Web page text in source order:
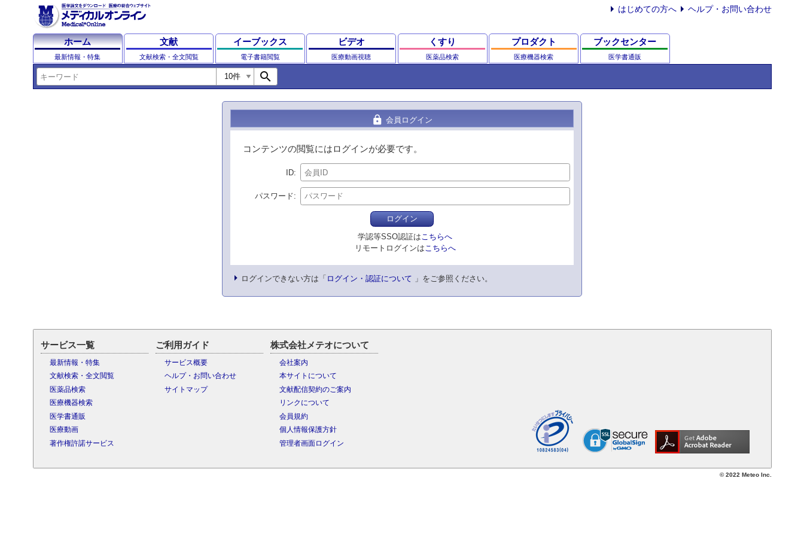
はじめての方へ ヘルプ・お問い合わせ
ホーム
最新情報・特集
文献
文献検索・全文閲覧
イーブックス
電子書籍閲覧
ビデオ
医療動画視聴
くすり
医薬品検索
プロダクト
医療機器検索
ブックセンター
医学書通販
search
lock 会員ログイン
コンテンツの閲覧にはログインが必要です。
ID
パスワード
ログイン
学認等SSO認証は こちらへ
リモートログインは こちらへ
ログインできない方は「 ログイン・認証について 」をご参照ください。
サービス一覧
最新情報・特集
文献検索・全文閲覧
医薬品検索
医療機器検索
医学書通販
医療動画
著作権許諾サービス
ご利用ガイド
サービス概要
ヘルプ・お問い合わせ
サイトマップ
株式会社メテオについて
会社案内
本サイトについて
文献配信契約のご案内
リンクについて
会員規約
個人情報保護方針
管理者画面ログイン
© 2022 Meteo Inc.